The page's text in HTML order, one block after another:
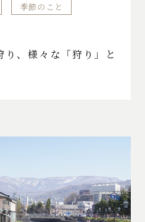
季節のこと
り、様々な「狩り」と